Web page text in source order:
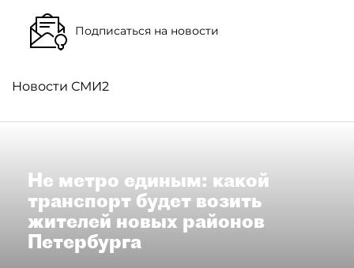
Подписаться на новости
Новости СМИ2
Не метро единым: какой
транспорт будет возить
жителей новых районов
Петербурга